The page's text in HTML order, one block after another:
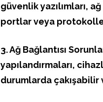
güvenlik yazılımları,
portlar veya
3. Ağ Bağlantısı
yapılandırmaları,
durumlarda çakışabilir